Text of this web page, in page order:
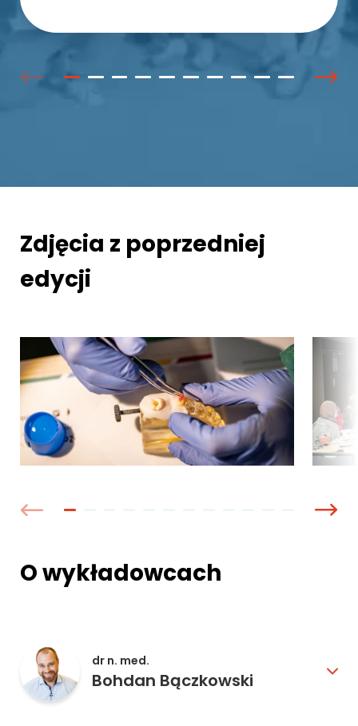
Zdjęcia z poprzedniej
edycji
O wykładowcach
dr n. med.
Bohdan Bączkowski